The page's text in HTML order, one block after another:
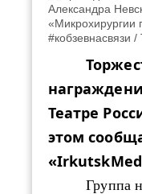
Театре
этом
Группа